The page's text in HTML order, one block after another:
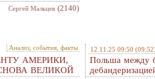
Сергей Мальцев (2140)
Анализ, события, факты
АМЕРИКИ,
ВЕЛИКОЙ
12.11.25 09:50
Польша между